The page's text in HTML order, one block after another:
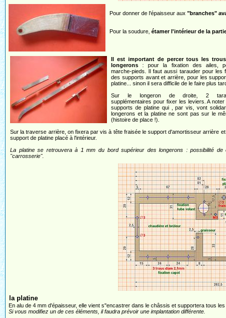
Pour donner de l'épaisseur aux "branches"
Pour la soudure, étamer l'intérieur de la
Il est important de percer tous les
longerons : pour la fixation des ailes,
marche-pieds. Il faut aussi tarauder pour les
des supports avant et arrière, pour les
platine... sinon il sera difficile de le faire plus
Sur le longeron de droite, 2
supplémentaires pour fixer les leviers. A
supports de platine qui , par vis, vont
longerons et la platine ne sont pas sur le
(histoire de place !).
Sur la traverse arrière, on fixera par vis à tête fraisée le support d'amortisseur arrière
support de platine placé à l'intérieur.
La platine se retrouvera à 1 mm du bord supérieur des longerons : possibilité de
"carrosserie".
la platine
En alu de 4 mm d'épaisseur, elle vient s''encastrer dans le châssis et supportera tous
Si vous modifiez un de ces éléments, il faudra prévoir une implantation différente.